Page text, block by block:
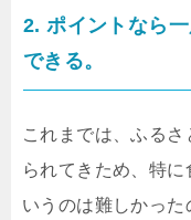
2. ポイントなら
できる。
これまでは、ふる
られてきため、特
いうのは難しかった